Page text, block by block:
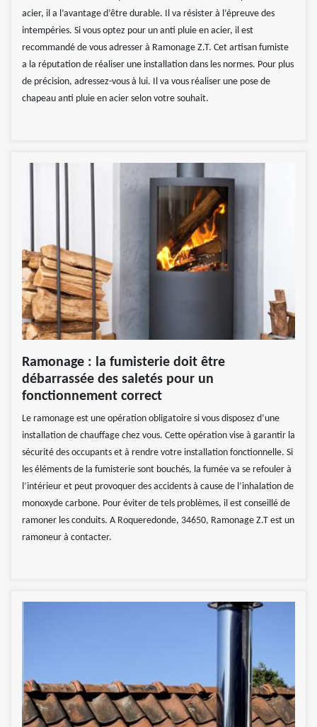
acier, il a l’avantage d’être durable. Il va résister à l’épreuve des
intempéries. Si vous optez pour un anti pluie en acier, il est
recommandé de vous adresser à Ramonage Z.T. Cet artisan fumiste
a la réputation de réaliser une installation dans les normes. Pour plus
de précision, adressez-vous à lui. Il va vous réaliser une pose de
chapeau anti pluie en acier selon votre souhait.
Ramonage : la fumisterie doit être
débarrassée des saletés pour un
fonctionnement correct
Le ramonage est une opération obligatoire si vous disposez d’une
installation de chauffage chez vous. Cette opération vise à garantir la
sécurité des occupants et à rendre votre installation fonctionnelle. Si
les éléments de la fumisterie sont bouchés, la fumée va se refouler à
l’intérieur et peut provoquer des accidents à cause de l’inhalation de
monoxyde carbone. Pour éviter de tels problèmes, il est conseillé de
ramoner les conduits. A Roqueredonde, 34650, Ramonage Z.T est un
ramoneur à contacter.